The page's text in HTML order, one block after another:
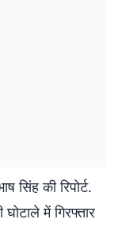
सिंह की रिपोर्ट.
में गिरफ्तार